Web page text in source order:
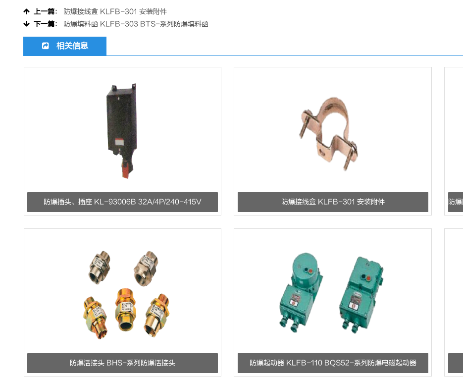
上一篇：
防爆接线盒 KLFB-301 安装附件
下一篇： 防爆填料函 KLFB-303 BTS-系列防爆填料函
相关信息
防爆插头、插座 KL-93006B 32A/4P/240-415V 防爆接线盒 KLFB-301 安装附件
防爆活接头 BHS-系列防爆活接头 防爆起动器 KLFB-110 BQS52-系列防爆电磁起动器